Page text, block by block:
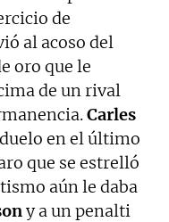
de
al acoso del
oro que le
de un rival
Carles
en el último
que se estrelló
aún le daba
y a un penalti